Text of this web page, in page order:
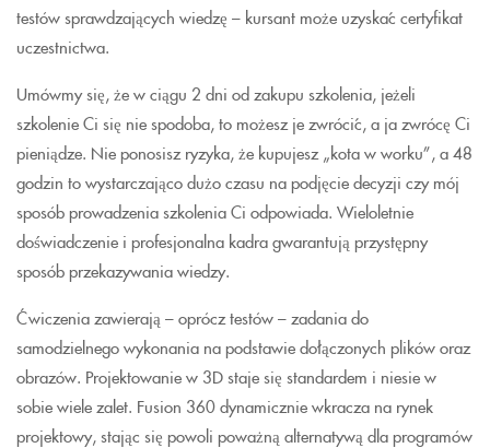
testów sprawdzających wiedzę – kursant może uzyskać certyfikat
uczestnictwa.
Umówmy się, że w ciągu 2 dni od zakupu szkolenia, jeżeli
szkolenie Ci się nie spodoba, to możesz je zwrócić, a ja zwrócę Ci
pieniądze. Nie ponosisz ryzyka, że kupujesz „kota w worku”, a 48
godzin to wystarczająco dużo czasu na podjęcie decyzji czy mój
sposób prowadzenia szkolenia Ci odpowiada. Wieloletnie
doświadczenie i profesjonalna kadra gwarantują przystępny
sposób przekazywania wiedzy.
Ćwiczenia zawierają – oprócz testów – zadania do
samodzielnego wykonania na podstawie dołączonych plików oraz
obrazów. Projektowanie w 3D staje się standardem i niesie w
sobie wiele zalet. Fusion 360 dynamicznie wkracza na rynek
projektowy, stając się powoli poważną alternatywą dla programów